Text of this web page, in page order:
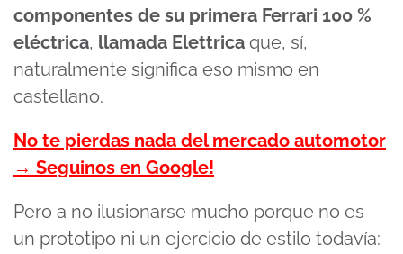
componentes de su primera Ferrari 100 %
eléctrica, llamada Elettrica que, sí,
naturalmente significa eso mismo en
castellano.
No te pierdas nada del mercado automotor
→ Seguinos en Google!
Pero a no ilusionarse mucho porque no es
un prototipo ni un ejercicio de estilo todavía: